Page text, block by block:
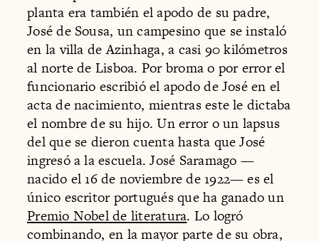
planta era también el apodo de su padre,
José de Sousa, un campesino que se instaló
en la villa de Azinhaga, a casi 90 kilómetros
al norte de Lisboa. Por broma o por error el
funcionario escribió el apodo de José en el
acta de nacimiento, mientras este le dictaba
el nombre de su hijo. Un error o un lapsus
del que se dieron cuenta hasta que José
ingresó a la escuela. José Saramago —
nacido el 16 de noviembre de 1922— es el
único escritor portugués que ha ganado un
Premio Nobel de literatura. Lo logró
combinando, en la mayor parte de su obra,